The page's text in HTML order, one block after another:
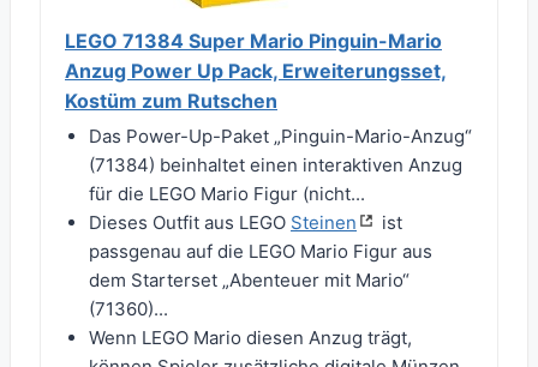
LEGO 71384 Super Mario Pinguin-Mario
Anzug Power Up Pack, Erweiterungsset,
Kostüm zum Rutschen
Das Power-Up-Paket „Pinguin-Mario-Anzug“
(71384) beinhaltet einen interaktiven Anzug
für die LEGO Mario Figur (nicht...
Dieses Outfit aus LEGO Steinen
ist
passgenau auf die LEGO Mario Figur aus
dem Starterset „Abenteuer mit Mario“
(71360)...
Wenn LEGO Mario diesen Anzug trägt,